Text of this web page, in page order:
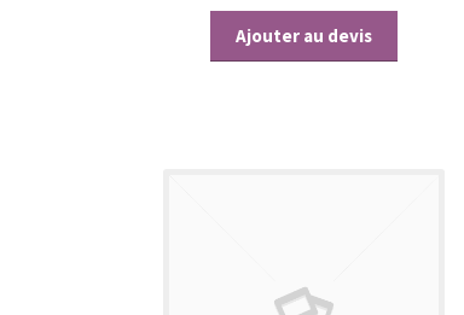
Ajouter au devis